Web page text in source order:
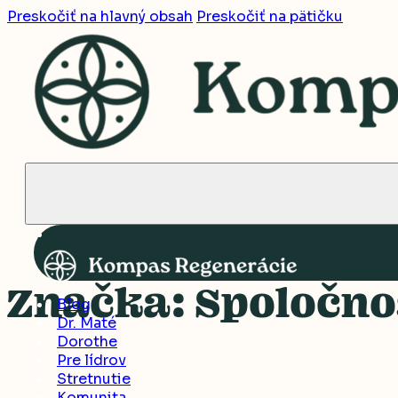
Preskočiť na hlavný obsah Preskočiť na pätičku
Blog
Dr. Maté
Dorothe
Pre lídrov
Stretnutie
Značka: